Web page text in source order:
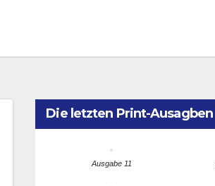
Die letzten Print-Ausagben
Ausgabe 11